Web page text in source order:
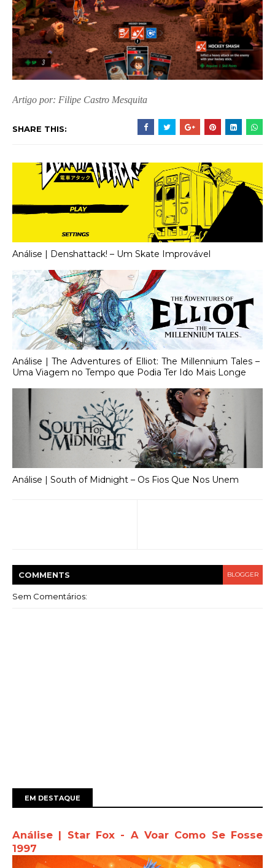
Artigo por: Filipe Castro Mesquita
SHARE THIS:
Análise | Denshattack! – Um Skate Improvável
Análise | The Adventures of Elliot: The Millennium Tales –
Uma Viagem no Tempo que Podia Ter Ido Mais Longe
Análise | South of Midnight – Os Fios Que Nos Unem
COMMENTS BLOGGER
Sem Comentários:
EM DESTAQUE
Análise | Star Fox - A Voar Como Se Fosse
1997